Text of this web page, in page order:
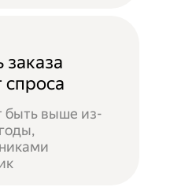
заказа
спроса
быть выше из-